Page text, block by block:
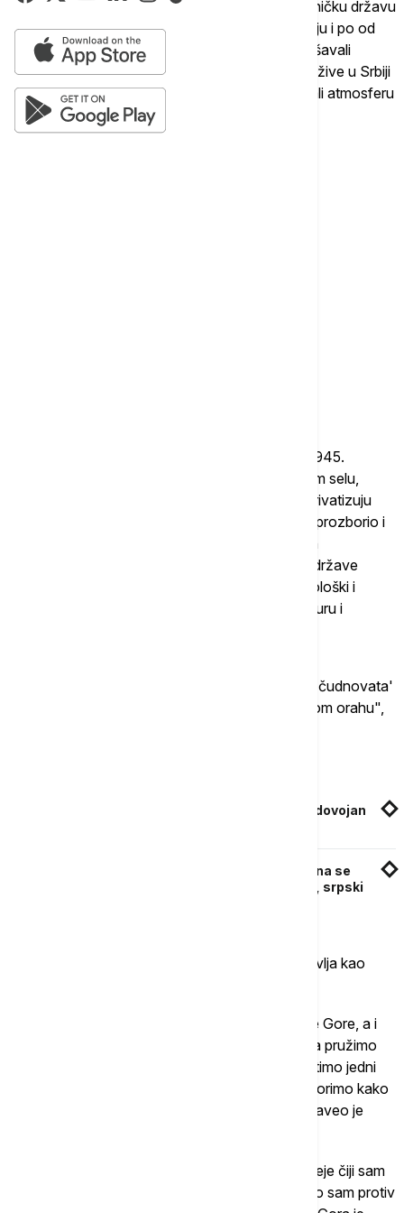
"Onda su nas progonili što smo glasali za zajedničku državu
sa Srbijom, sudili nam i presuđuvali punih deceniju i po od
crnogorske nezavisnosti. Tri puta su nas proglašavali
genocidnima. Našu braću, rođake i prijatelje koji žive u Srbiji
su proglašavali za antidržavne elemente i stvarali atmosferu
da je u Crnoj Gori greh, kazna i zločin biti Srbin".
Onda su, istakao je Knežević, "oni čiji su preci 1945.
organizovali javnu sahranu Isusu Hristu u jednom selu,
zatražili mu i krštenicu 2019. godine, želeći da privatizuju
crkve, veru i Boga koga nam je ovde proslovio, prozborio i
doneo Sveti Sava, predstavljajući sve kao jedan
velikookupatorski naum najbliže nam u regionu države
Srbije i na svaki način želeli nam, kroz jedan ideološki i
institucionalni inženjering zatru našu istoriju, kulturu i
"Ali kako kaza veliki Njegoš 'tvrd je orah, voćka čudnovata'
i neću da elaboriram ko je "polomio zube na ovom orahu",
Mandić o rezultatima popisa u Crnoj Gori: Zadovojan
Rezultati popisa u Crnoj Gori: 256.463 građana se
izjašnjava kao Crnogorci, a 205.370 kao Srbi, srpski
Istakao je da rezultate popisa ne želi da predstavlja kao
"Želim da pošaljem poruku svim građanima Crne Gore, a i
političkim elitama da je vreme da se pomirimo, da pružimo
jedni drugima ruku, da se dogovorimo, da oprostimo jedni
drugima ako smo negde zgrešili, ali da se dogovorimo kako
da gradimo našu zajedničku kuću Crnu Goru", naveo je
"Ovaj moj poziv nije slabost, već snaga jedne ideje čiji sam
samo mali deo bio i biću u Crnoj Gori, ne zato što sam protiv